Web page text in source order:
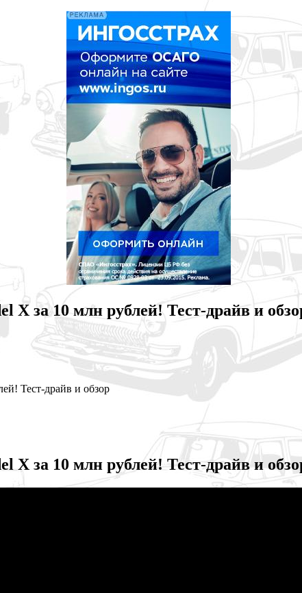
X за 10 млн рублей! Тест-драйв и
Тест-драйв и обзор
X за 10 млн рублей! Тест-драйв и